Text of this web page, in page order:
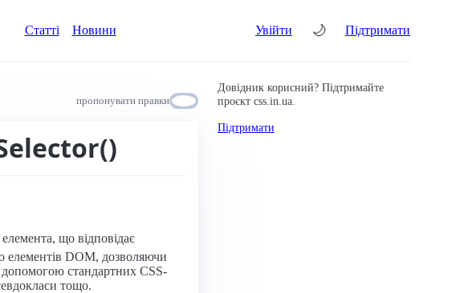
Статті Новини Увійти 🌙 Підтримати
пропонувати правки
що відповідає
елементів DOM, дозволяючи
допомогою стандартних CSS-
тощо.
Довідник корисний? Підтримайте
проєкт css.in.ua.
Підтримати